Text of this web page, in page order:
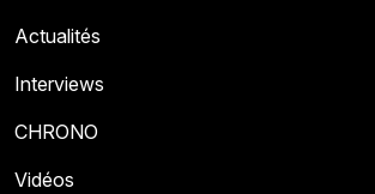
Actualités
Interviews
CHRONO
Vidéos